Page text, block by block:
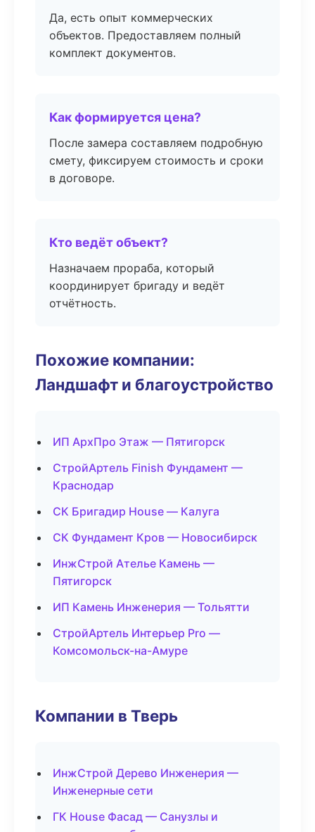
Да, есть опыт коммерческих
объектов. Предоставляем полный
комплект документов.
Как формируется цена?
После замера составляем подробную
смету, фиксируем стоимость и сроки
в договоре.
Кто ведёт объект?
Назначаем прораба, который
координирует бригаду и ведёт
отчётность.
Похожие компании:
Ландшафт и благоустройство
ИП АрхПро Этаж — Пятигорск
СтройАртель Finish Фундамент —
Краснодар
СК Бригадир House — Калуга
СК Фундамент Кров — Новосибирск
ИнжСтрой Ателье Камень —
Пятигорск
ИП Камень Инженерия — Тольятти
СтройАртель Интерьер Pro —
Комсомольск-на-Амуре
Компании в Тверь
ИнжСтрой Дерево Инженерия —
Инженерные сети
ГК House Фасад — Санузлы и